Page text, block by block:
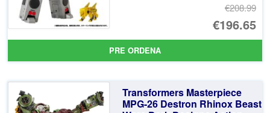
€208.99
El
€196.65
El
PRE ORDENA
Transformers Masterpiece
MPG-26 Destron Rhinox Beast